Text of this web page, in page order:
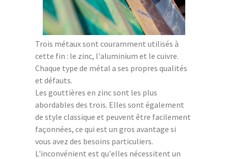
Trois métaux sont couramment utilisés à
cette fin : le zinc, l'aluminium et le cuivre.
Chaque type de métal a ses propres qualités
et défauts.
Les gouttières en zinc sont les plus
abordables des trois. Elles sont également
de style classique et peuvent être facilement
façonnées, ce qui est un gros avantage si
vous avez des besoins particuliers.
L'inconvénient est qu'elles nécessitent un